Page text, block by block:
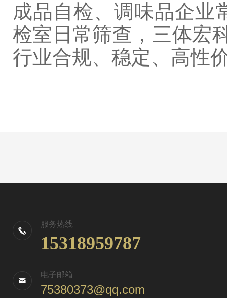
成品自检、调味品企业
检室日常筛查，三体宏
行业合规、稳定、高性
服务热线
15318959787
电子邮箱
75380373@qq.com